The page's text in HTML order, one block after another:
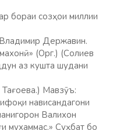
бораи созҳои миллии
Державин.
(Орг.) (Солиев
аз кушта шудани
Мавзӯъ:
нависандагони
Валихон
мухаммас.» Суҳбат бо